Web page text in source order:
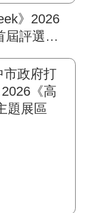
》2026
屆評選即